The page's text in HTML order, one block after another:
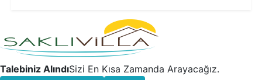
Talebiniz AlındıSizi En Kısa Zamanda Arayacağız.